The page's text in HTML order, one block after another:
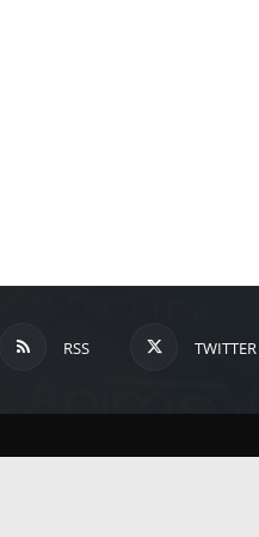
RSS TWITTER